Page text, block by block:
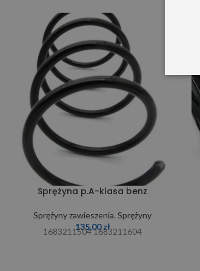
Sprężyna p.A-klasa benz
Sprężyny zawieszenia,Sprężyny
135,00zł
1683211504 1683211604